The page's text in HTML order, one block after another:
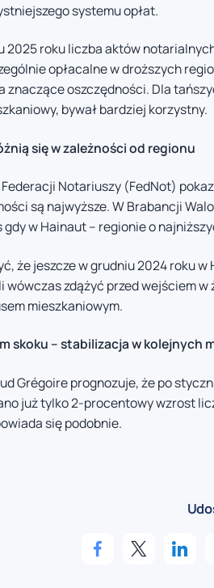
systemu opłat.
2025 roku liczba aktów
opłacalne w droższych
znaczące oszczędności. Dla
bywał bardziej korzystny.
się w zależności od regionu
Notariuszy (FedNot)
są najwyższe. W Brabancji
gdy w Hainaut – regionie o
że jeszcze w grudniu 2024 roku
wówczas zdążyć przed wejściem
mieszkaniowym.
skoku – stabilizacja w kolejnych
Grégoire prognozuje, że po
już tylko 2-procentowy wzrost
się podobnie.